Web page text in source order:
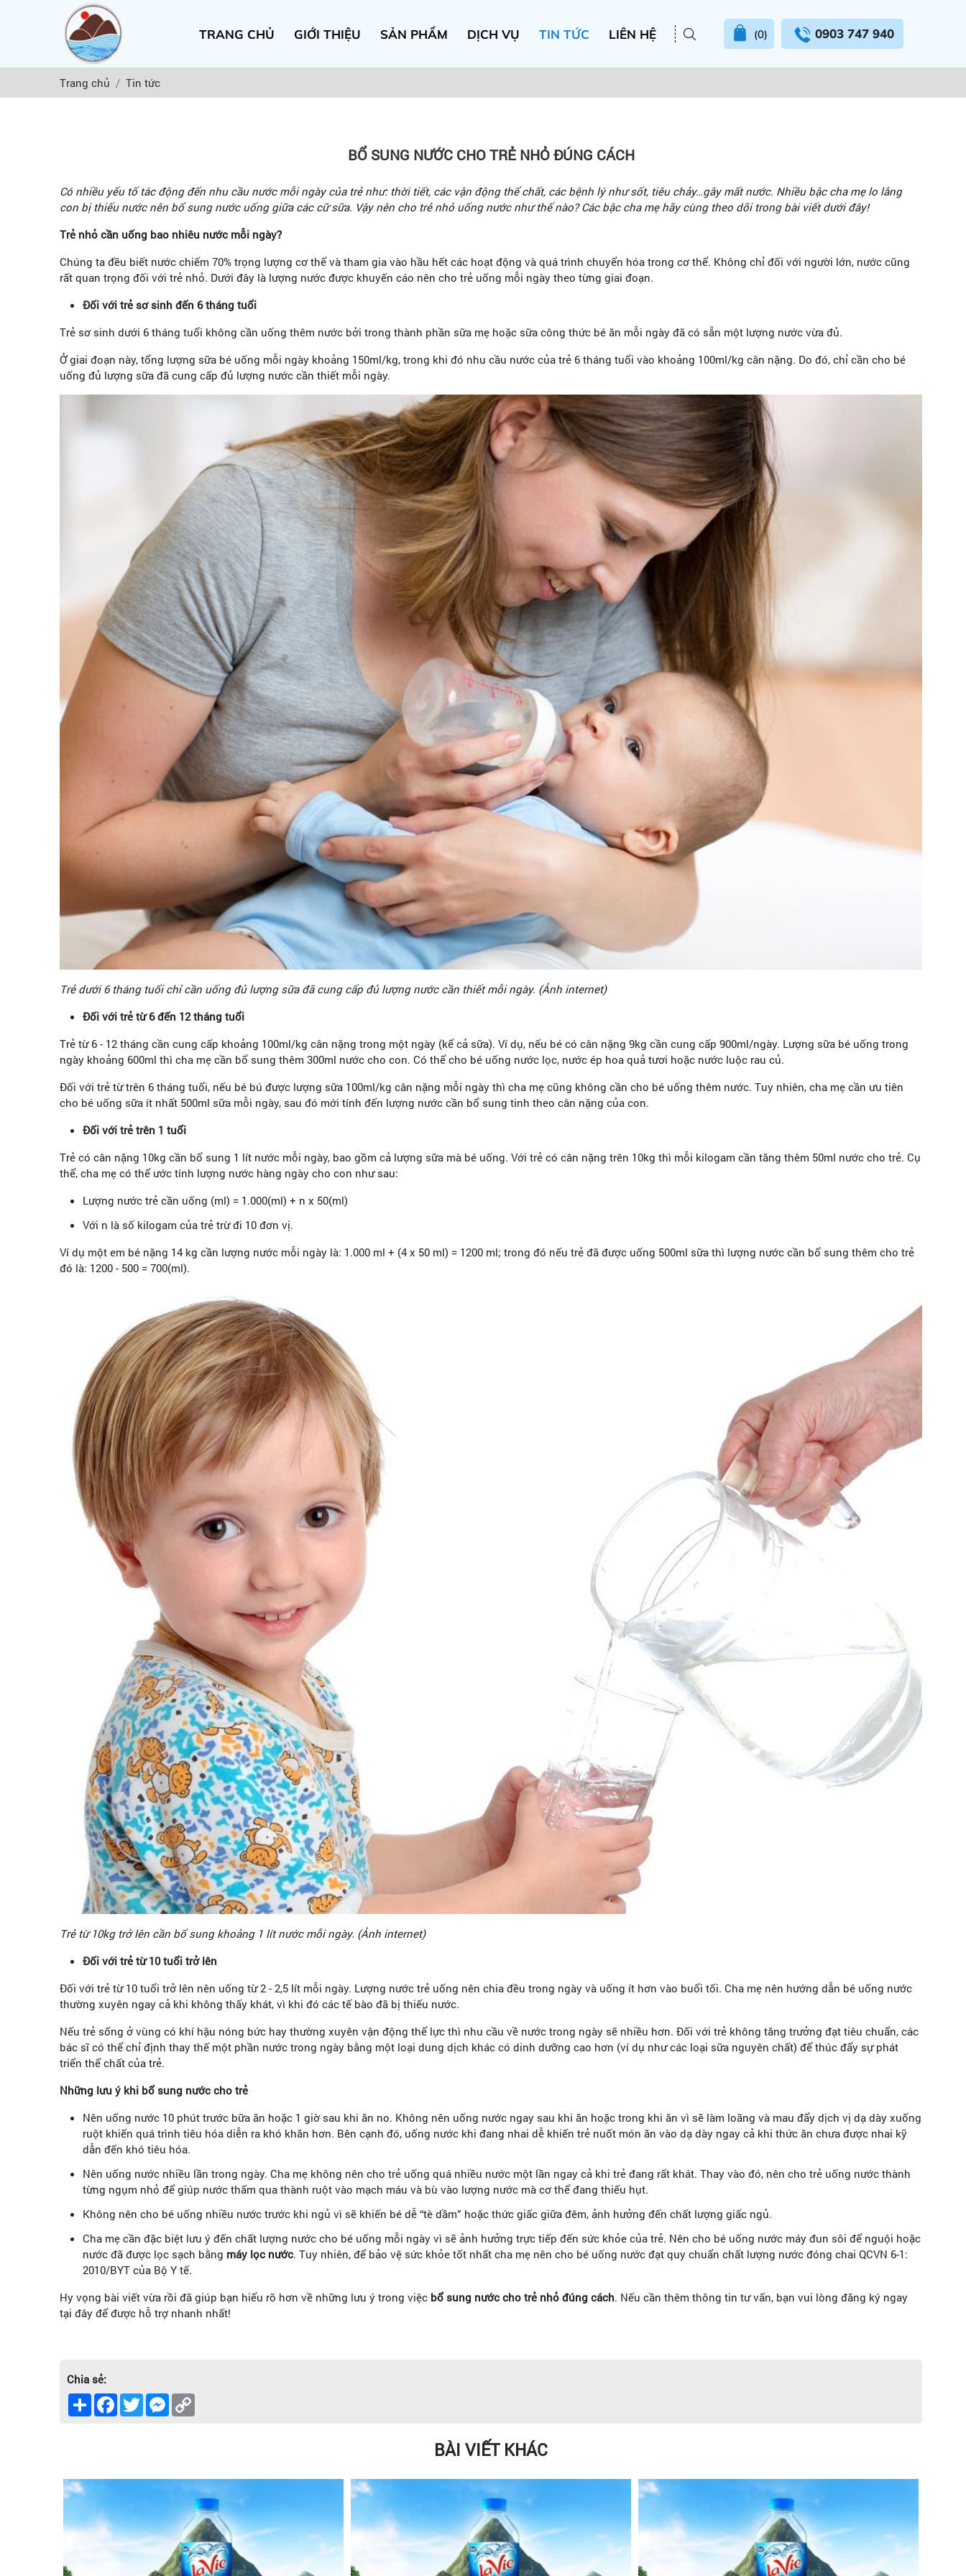
TRANG CHỦ GIỚI THIỆU SẢN PHẨM DỊCH VỤ TIN TỨC LIÊN HỆ (0) 0903 747 940
Trang chủ Tin tức
BỔ SUNG NƯỚC CHO TRẺ NHỎ ĐÚNG CÁCH
Có nhiều yếu tố tác động đến nhu cầu nước mỗi ngày của trẻ như: thời tiết, các vận động thể chất, các bệnh lý như sốt, tiêu chảy…gây mất nước. Nhiều bậc cha mẹ lo lắng
con bị thiếu nước nên bổ sung nước uống giữa các cữ sữa. Vậy nên cho trẻ nhỏ uống nước như thế nào? Các bậc cha mẹ hãy cùng theo dõi trong bài viết dưới đây!
Trẻ nhỏ cần uống bao nhiêu nước mỗi ngày?
Chúng ta đều biết nước chiếm 70% trọng lượng cơ thể và tham gia vào hầu hết các hoạt động và quá trình chuyển hóa trong cơ thể. Không chỉ đối với người lớn, nước cũng
rất quan trọng đối với trẻ nhỏ. Dưới đây là lượng nước được khuyến cáo nên cho trẻ uống mỗi ngày theo từng giai đoạn.
Đối với trẻ sơ sinh đến 6 tháng tuổi
Trẻ sơ sinh dưới 6 tháng tuổi không cần uống thêm nước bởi trong thành phần sữa mẹ hoặc sữa công thức bé ăn mỗi ngày đã có sẵn một lượng nước vừa đủ.
Ở giai đoạn này, tổng lượng sữa bé uống mỗi ngày khoảng 150ml/kg, trong khi đó nhu cầu nước của trẻ 6 tháng tuổi vào khoảng 100ml/kg cân nặng. Do đó, chỉ cần cho bé
uống đủ lượng sữa đã cung cấp đủ lượng nước cần thiết mỗi ngày.
Trẻ dưới 6 tháng tuổi chỉ cần uống đủ lượng sữa đã cung cấp đủ lượng nước cần thiết mỗi ngày. (Ảnh internet)
Đối với trẻ từ 6 đến 12 tháng tuổi
Trẻ từ 6 - 12 tháng cần cung cấp khoảng 100ml/kg cân nặng trong một ngày (kể cả sữa). Ví dụ, nếu bé có cân nặng 9kg cần cung cấp 900ml/ngày. Lượng sữa bé uống trong
ngày khoảng 600ml thì cha mẹ cần bổ sung thêm 300ml nước cho con. Có thể cho bé uống nước lọc, nước ép hoa quả tươi hoặc nước luộc rau củ.
Đối với trẻ từ trên 6 tháng tuổi, nếu bé bú được lượng sữa 100ml/kg cân nặng mỗi ngày thì cha mẹ cũng không cần cho bé uống thêm nước. Tuy nhiên, cha mẹ cần ưu tiên
cho bé uống sữa ít nhất 500ml sữa mỗi ngày, sau đó mới tính đến lượng nước cần bổ sung tinh theo cân nặng của con.
Đối với trẻ trên 1 tuổi
Trẻ có cân nặng 10kg cần bổ sung 1 lít nước mỗi ngày, bao gồm cả lượng sữa mà bé uống. Với trẻ có cân nặng trên 10kg thì mỗi kilogam cần tăng thêm 50ml nước cho trẻ. Cụ
thể, cha mẹ có thể ước tính lượng nước hàng ngày cho con như sau:
Lượng nước trẻ cần uống (ml) = 1.000(ml) + n x 50(ml)
Với n là số kilogam của trẻ trừ đi 10 đơn vị.
Ví dụ một em bé nặng 14 kg cần lượng nước mỗi ngày là: 1.000 ml + (4 x 50 ml) = 1200 ml; trong đó nếu trẻ đã được uống 500ml sữa thì lượng nước cần bổ sung thêm cho trẻ
đó là: 1200 - 500 = 700(ml).
Trẻ từ 10kg trở lên cần bổ sung khoảng 1 lít nước mỗi ngày. (Ảnh internet)
Đối với trẻ từ 10 tuổi trở lên
Đối với trẻ từ 10 tuổi trở lên nên uống từ 2 - 2,5 lít mỗi ngày. Lượng nước trẻ uống nên chia đều trong ngày và uống ít hơn vào buổi tối. Cha mẹ nên hướng dẫn bé uống nước
thường xuyên ngay cả khi không thấy khát, vì khi đó các tế bào đã bị thiếu nước.
Nếu trẻ sống ở vùng có khí hậu nóng bức hay thường xuyên vận động thể lực thì nhu cầu về nước trong ngày sẽ nhiều hơn. Đối với trẻ không tăng trưởng đạt tiêu chuẩn, các
bác sĩ có thể chỉ định thay thế một phần nước trong ngày bằng một loại dung dịch khác có dinh dưỡng cao hơn (ví dụ như các loại sữa nguyên chất) để thúc đẩy sự phát
triển thể chất của trẻ.
Những lưu ý khi bổ sung nước cho trẻ
Nên uống nước 10 phút trước bữa ăn hoặc 1 giờ sau khi ăn no. Không nên uống nước ngay sau khi ăn hoặc trong khi ăn vì sẽ làm loãng và mau đẩy dịch vị dạ dày xuống
ruột khiến quá trình tiêu hóa diễn ra khó khăn hơn. Bên cạnh đó, uống nước khi đang nhai dễ khiến trẻ nuốt món ăn vào dạ dày ngay cả khi thức ăn chưa được nhai kỹ
dẫn đến khó tiêu hóa.
Nên uống nước nhiều lần trong ngày. Cha mẹ không nên cho trẻ uống quá nhiều nước một lần ngay cả khi trẻ đang rất khát. Thay vào đó, nên cho trẻ uống nước thành
từng ngụm nhỏ để giúp nước thấm qua thành ruột vào mạch máu và bù vào lượng nước mà cơ thể đang thiếu hụt.
Không nên cho bé uống nhiều nước trước khi ngủ vì sẽ khiến bé dễ “tè dầm” hoặc thức giấc giữa đêm, ảnh hưởng đến chất lượng giấc ngủ.
Cha mẹ cần đặc biệt lưu ý đến chất lượng nước cho bé uống mỗi ngày vì sẽ ảnh hưởng trực tiếp đến sức khỏe của trẻ. Nên cho bé uống nước máy đun sôi để nguội hoặc
nước đã được lọc sạch bằng máy lọc nước. Tuy nhiên, để bảo vệ sức khỏe tốt nhất cha mẹ nên cho bé uống nước đạt quy chuẩn chất lượng nước đóng chai QCVN 6-1:
2010/BYT của Bộ Y tế.
Hy vọng bài viết vừa rồi đã giúp bạn hiểu rõ hơn về những lưu ý trong việc bổ sung nước cho trẻ nhỏ đúng cách. Nếu cần thêm thông tin tư vấn, bạn vui lòng đăng ký ngay
tại đây để được hỗ trợ nhanh nhất!
Chia sẻ:
Share Facebook
TwitterMessenger
BÀI VIẾT KHÁC